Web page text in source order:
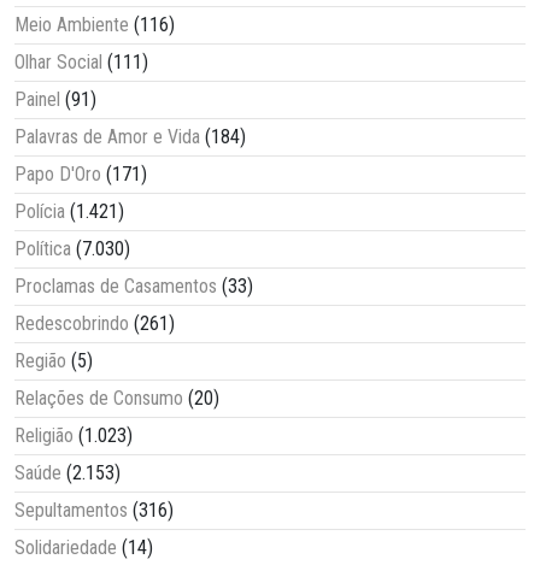
Meio Ambiente (116)
Olhar Social (111)
Painel (91)
Palavras de Amor e Vida (184)
Papo D'Oro (171)
Polícia (1.421)
Política (7.030)
Proclamas de Casamentos (33)
Redescobrindo (261)
Região (5)
Relações de Consumo (20)
Religião (1.023)
Saúde (2.153)
Sepultamentos (316)
Solidariedade (14)